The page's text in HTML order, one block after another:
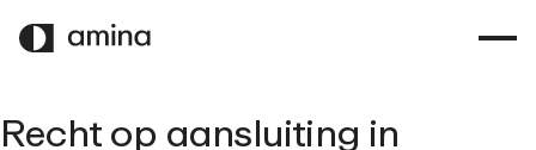
NAAR
HOOFDINHOUD
Recht op aansluiting in